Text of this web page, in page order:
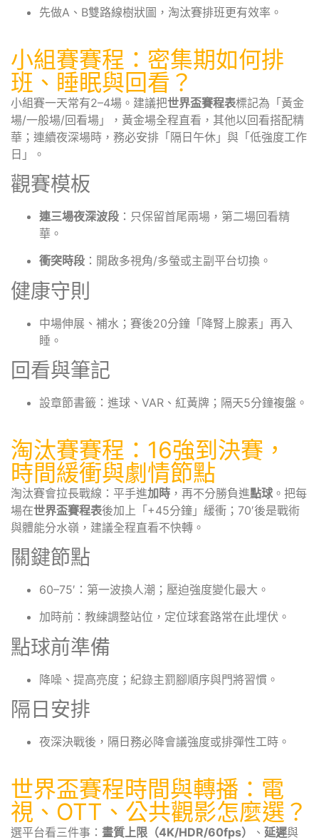
先做A、B雙路線樹狀圖，淘汰賽排班更有效率。
小組賽賽程：密集期如何排
班、睡眠與回看？
小組賽一天常有2–4場。建議把世界盃賽程表標記為「黃金
場/一般場/回看場」，黃金場全程直看，其他以回看搭配精
華；連續夜深場時，務必安排「隔日午休」與「低強度工作
日」。
觀賽模板
連三場夜深波段 ：只保留首尾兩場，第二場回看精
華。
衝突時段 ：開啟多視角/多螢或主副平台切換。
健康守則
中場伸展、補水；賽後20分鐘「降腎上腺素」再入
睡。
回看與筆記
設章節書籤：進球、VAR、紅黃牌；隔天5分鐘複盤。
淘汰賽賽程：16強到決賽，
時間緩衝與劇情節點
淘汰賽會拉長戰線：平手進加時 ，再不分勝負進點球 。把每
場在世界盃賽程表後加上「+45分鐘」緩衝；70′後是戰術
與體能分水嶺，建議全程直看不快轉。
關鍵節點
60–75′：第一波換人潮；壓迫強度變化最大。
加時前：教練調整站位，定位球套路常在此埋伏。
點球前準備
降噪、提高亮度；紀錄主罰腳順序與門將習慣。
隔日安排
夜深決戰後，隔日務必降會議強度或排彈性工時。
世界盃賽程時間與轉播：電
視、OTT、公共觀影怎麼選？
選平台看三件事： 畫質上限（4K/HDR/60fps） 、 延遲與